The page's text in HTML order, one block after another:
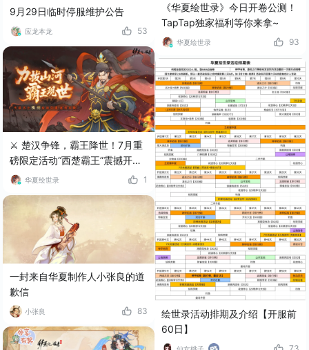
9月29日临时停服维护公告
应龙本龙 53
⚔️ 楚汉争锋，霸王降世！7月重
磅限定活动“西楚霸王”震撼开
启！华夏绘世录 1
一封来自华夏制作人小张良的道
歉信
小张良 83
《华夏绘世录》今日开卷公测！
TapTap独家福利等你来拿~
华夏绘世录 93
绘世录活动排期及介绍【开服前
60日】